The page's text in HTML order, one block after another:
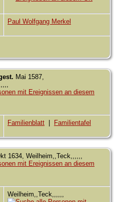
Paul Wolfgang Merkel
Mai 1587,
Familienblatt Familientafel
1634, Weilheim,,Teck,,,,,,
Weilheim,,Teck,,,,,,